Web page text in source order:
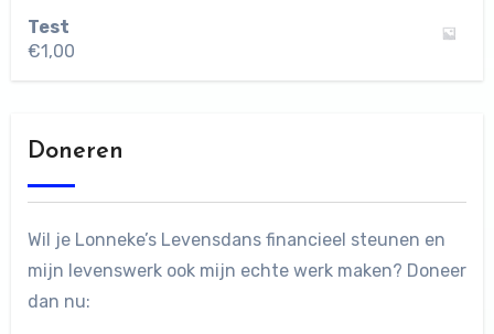
Test
€1,00
Doneren
Wil je Lonneke’s Levensdans financieel steunen en
mijn levenswerk ook mijn echte werk maken? Doneer
dan nu: